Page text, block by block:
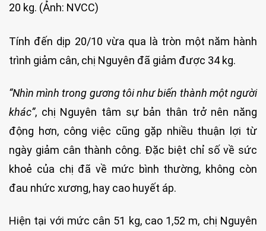
20 kg. (Ảnh: NVCC)
Tính đến dịp 20/10 vừa qua là tròn một năm hành
trình giảm cân, chị Nguyên đã giảm được 34 kg.
“Nhìn mình trong gương tôi như biến thành một người
khác”, chị Nguyên tâm sự bản thân trở nên năng
động hơn, công việc cũng gặp nhiều thuận lợi từ
ngày giảm cân thành công. Đặc biệt chỉ số về sức
khoẻ của chị đã về mức bình thường, không còn
đau nhức xương, hay cao huyết áp.
Hiện tại với mức cân 51 kg, cao 1,52 m, chị Nguyên